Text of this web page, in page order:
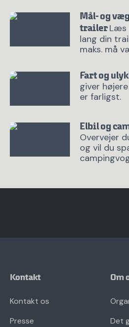
Mål- og
trailerLæs
lang din
maks. må
Fart og
giver
er farligst.
Elbil og
Overvejer
og vil du
Kontakt
Kontakt os
Presse
Om
Det